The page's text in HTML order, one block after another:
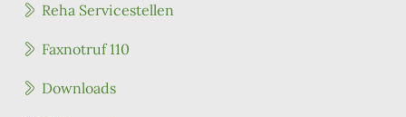
Reha Servicestellen
Faxnotruf 110
Downloads